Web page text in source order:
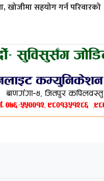
सहयोग गर्न परिवारको